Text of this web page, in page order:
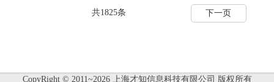
共1825条 下一页
CopyRight © 2011~2026 上海才知信息科技有限公司 版权所有